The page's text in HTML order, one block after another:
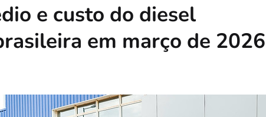
e custo do diesel
em março de 2026